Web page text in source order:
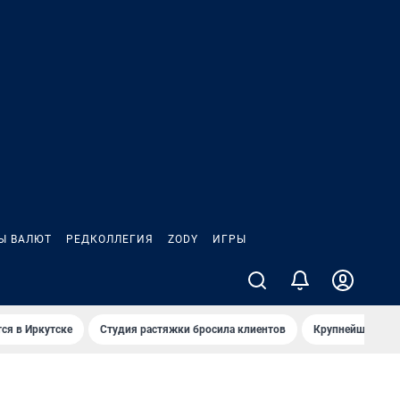
ВАЛЮТ РЕДКОЛЛЕГИЯ ZODY ИГРЫ
в Иркутске Студия растяжки бросила клиентов Крупнейшие